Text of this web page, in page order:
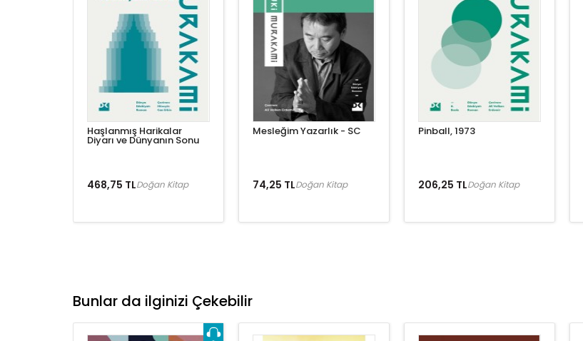
Haşlanmış Harikalar
Diyarı ve Dünyanın Sonu
468,75 TLDoğan Kitap
Mesleğim Yazarlık - SC
74,25 TLDoğan Kitap
Pinball, 1973
206,25 TLDoğan Kitap
Bunlar da ilginizi Çekebilir